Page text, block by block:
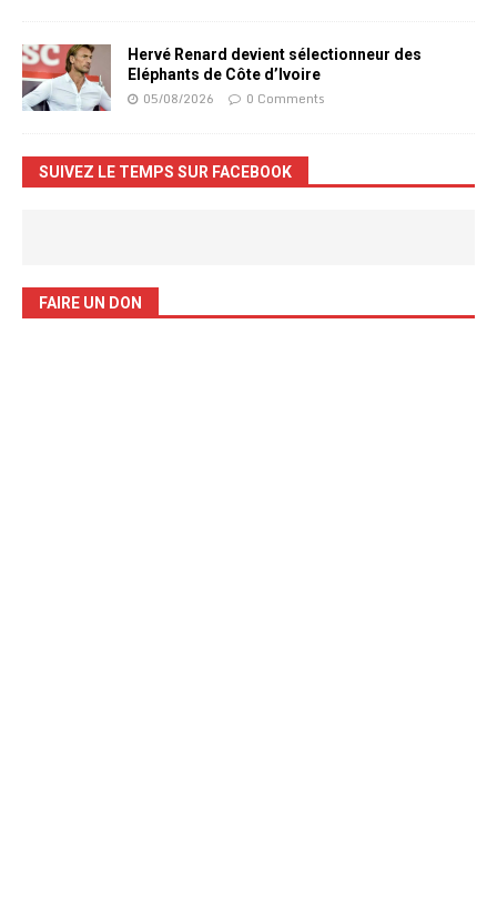
Hervé Renard devient sélectionneur des
Eléphants de Côte d’Ivoire
05/08/2026 0 Comments
SUIVEZ LE TEMPS SUR FACEBOOK
FAIRE UN DON